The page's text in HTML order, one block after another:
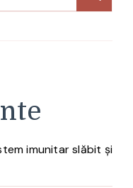
imunitar slăbit și